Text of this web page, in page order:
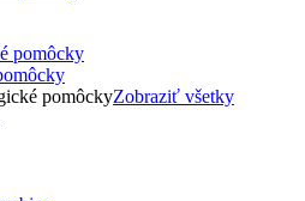
pomôckyZobraziť všetky